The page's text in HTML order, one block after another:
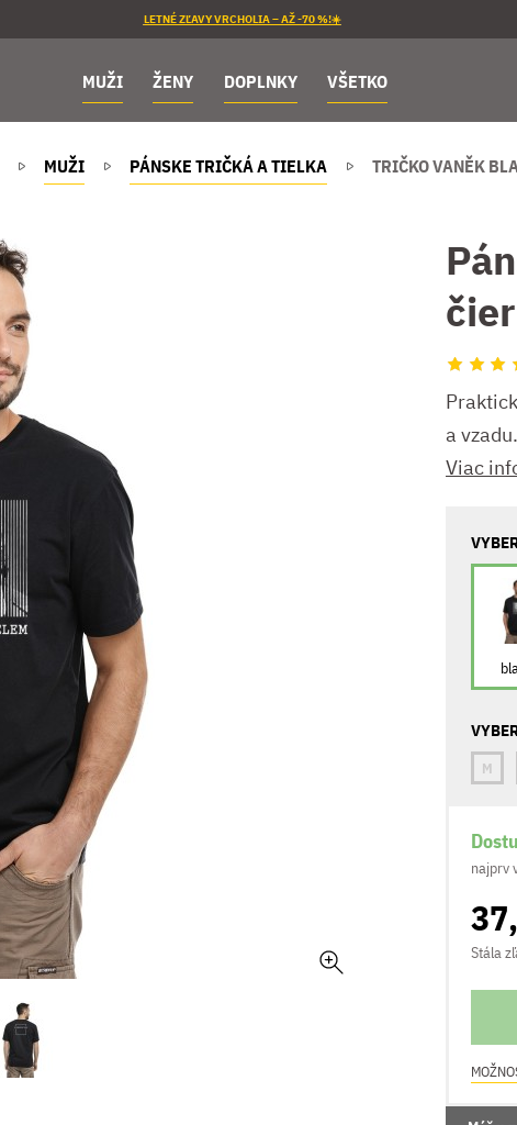
LETNÉ ZĽAVY VRCHOLIA – AŽ -70 %!☀️
MUŽI ŽENY DOPLNKY VŠETKO
MUŽI PÁNSKE TRIČKÁ A TIELKA TRIČKO VANĚK
a vzadu.
Viac
M
najprv
Stála